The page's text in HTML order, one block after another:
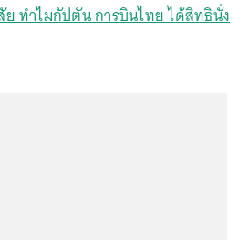
ทำไมกัปตัน การบินไทย ได้สิทธินั่ง